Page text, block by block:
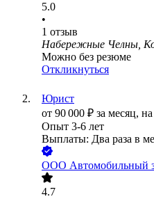
5.0
•
1 отзыв
Набережные Челны,
Можно без резюме
Откликнуться
Юрист
от 90 000 ₽ за месяц,
Опыт 3-6 лет
Выплаты: Два раза в
ООО Автомобильный
4.7